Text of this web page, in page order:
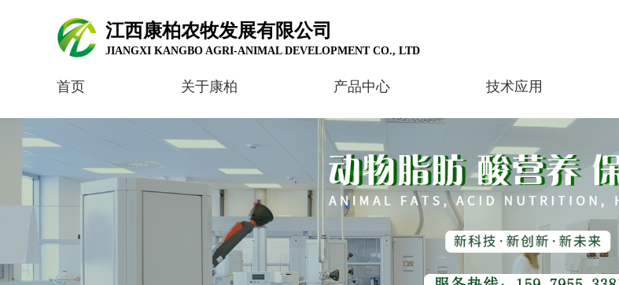
江西康柏农牧发展有限公司
JIANGXI KANGBO AGRI-ANIMAL DEVELOPMENT CO., LTD
首页 关于康柏 产品中心 技术应用